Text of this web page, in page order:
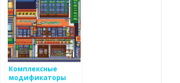
Комплексные
модификаторы